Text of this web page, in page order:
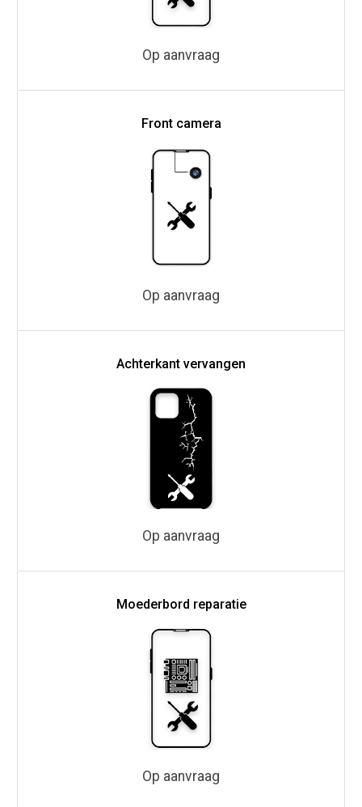
Op aanvraag
Front camera
Op aanvraag
Achterkant vervangen
Op aanvraag
Moederbord reparatie
Op aanvraag